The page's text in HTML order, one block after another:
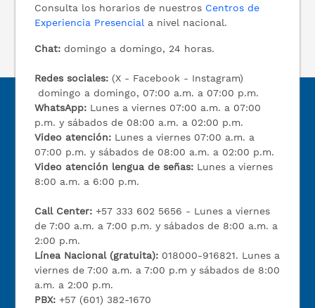
Consulta los horarios de nuestros Centros de
Experiencia Presencial a nivel nacional.
Chat: domingo a domingo, 24 horas.
Redes sociales: (X - Facebook - Instagram)
domingo a domingo, 07:00 a.m. a 07:00 p.m.
WhatsApp: Lunes a viernes 07:00 a.m. a 07:00
p.m. y sábados de 08:00 a.m. a 02:00 p.m.
Video atención: Lunes a viernes 07:00 a.m. a
07:00 p.m. y sábados de 08:00 a.m. a 02:00 p.m.
Video atención lengua de señas: Lunes a viernes
8:00 a.m. a 6:00 p.m.
Call Center:+57 333 602 5656 - Lunes a viernes
de 7:00 a.m. a 7:00 p.m. y sábados de 8:00 a.m. a
2:00 p.m.
Línea Nacional (gratuita): 018000-916821. Lunes a
viernes de 7:00 a.m. a 7:00 p.m y sábados de 8:00
a.m. a 2:00 p.m.
PBX:+57 (601) 382-1670